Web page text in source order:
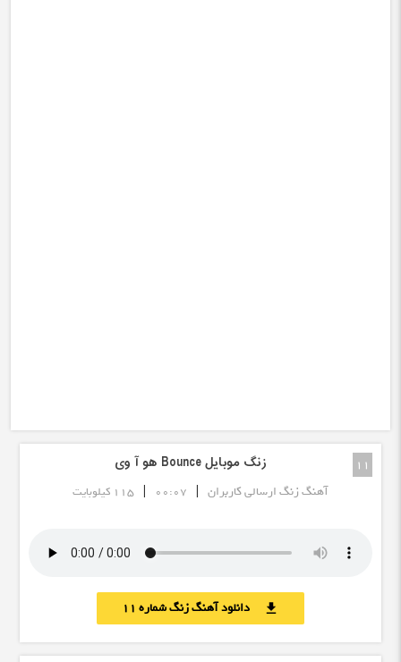
11 زنگ موبایل Bounce هو آ وی
آهنگ زنگ ارسالی کاربران |
00:07
| 115 کیلوبایت
download دانلود آهنگ زنگ شماره 11